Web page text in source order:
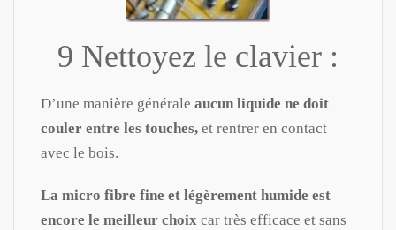
9 Nettoyez le clavier :
D’une manière générale aucun liquide ne doit
couler entre les touches, et rentrer en contact
avec le bois.
La micro fibre fine et légèrement humide est
encore le meilleur choix car très efficace et sans